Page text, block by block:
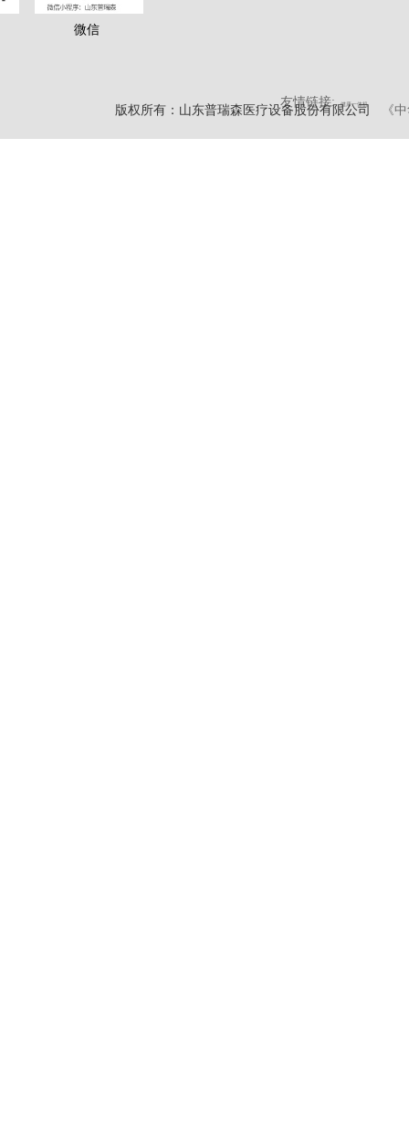
微信
友情链接: 健康一体机
版权所有：山东普瑞森医疗设备股份有限公司 《